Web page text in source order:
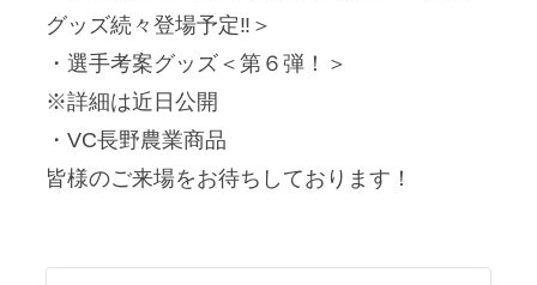
グッズ続々登場予定‼︎＞
・選手考案グッズ＜第６弾！＞
※詳細は近日公開
・VC長野農業商品
皆様のご来場をお待ちしております！